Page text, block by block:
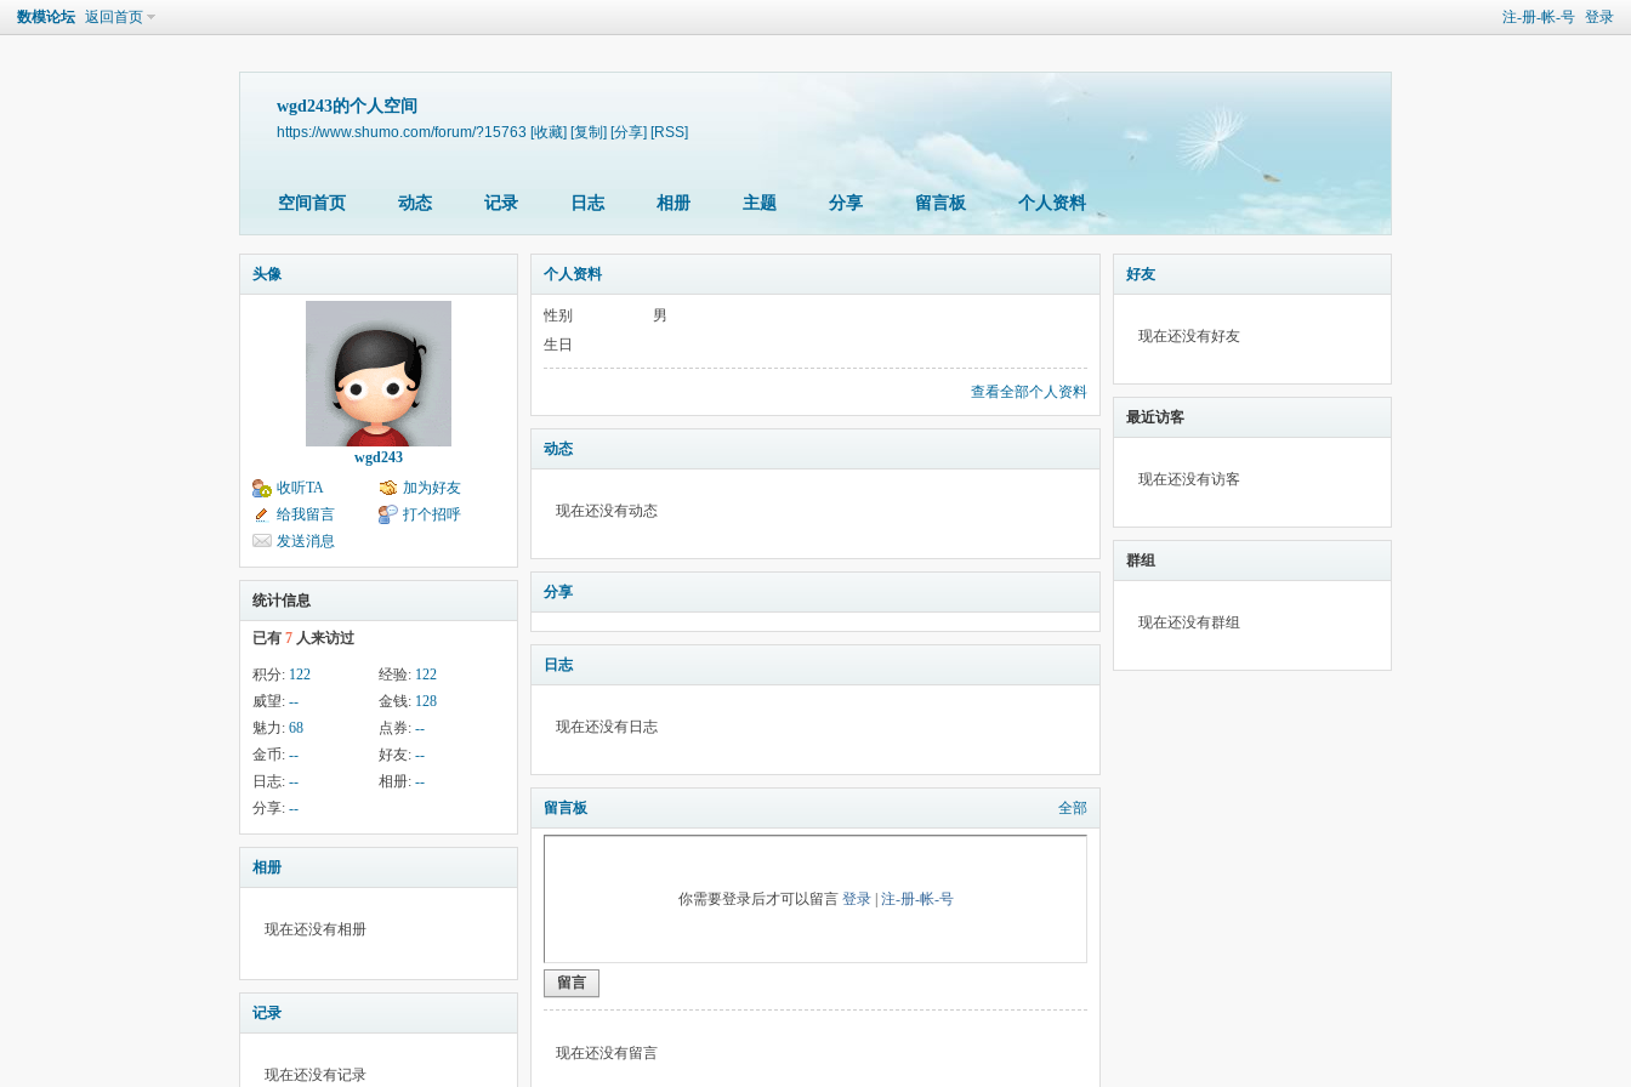
注-册-帐-号 登录
数模论坛 返回首页
wgd243的个人空间
https://www.shumo.com/forum/?15763 [收藏] [复制] [分享] [RSS]
空间首页 动态 记录 日志 相册 主题 分享 留言板 个人资料
头像
wgd243
收听TA
加为好友
给我留言
打个招呼
发送消息
统计信息
已有 7 人来访过
积分: 122 经验: 122
威望: -- 金钱: 128
魅力: 68 点券: --
金币: -- 好友: --
日志: -- 相册: --
分享: --
相册
现在还没有相册
记录
现在还没有记录
个人资料
性别
男
生日
查看全部个人资料
动态
现在还没有动态
分享
日志
现在还没有日志
留言板 全部
你需要登录后才可以留言 登录| 注-册-帐-号
留言
现在还没有留言
好友
现在还没有好友
最近访客
现在还没有访客
群组
现在还没有群组